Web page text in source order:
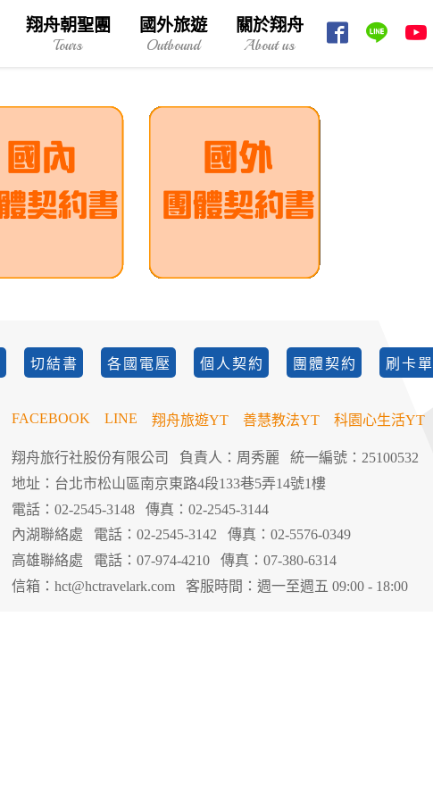
翔舟朝聖團
Tours
國外旅遊
Outbound
關於翔舟
About us
切結書 各國電壓 個人契約 團體契約 刷卡單
FACEBOOK LINE 翔舟旅遊YT 善慧教法YT 科園心生活YT
翔舟旅行社股份有限公司 負責人：周秀麗
統一編號：25100532
地址：台北市松山區南京東路4段133巷5弄14號1樓
電話：02-2545-3148
傳真：02-2545-3144
內湖聯絡處
電話：02-2545-3142
傳真：02-5576-0349
高雄聯絡處
電話：07-974-4210
傳真：07-380-6314
信箱： hct@hctravelark.com 客服時間：週一至週五 09:00 - 18:00